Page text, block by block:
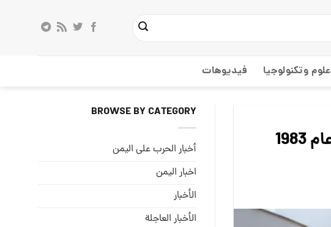
علوم وتكنولوجيا فيديوهات
“رويترز”: تراجع مخزون النفط الأمريكي إلى أدنى مستوى له منذ عام 1983
BROWSE BY CATEGORY
أخبار الحرب على اليمن
اخبار اليمن
الأخبار
الأخبار العاجلة